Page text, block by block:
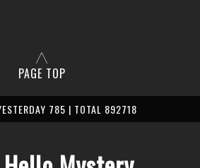
PAGE TOP
785 | TOTAL 892718